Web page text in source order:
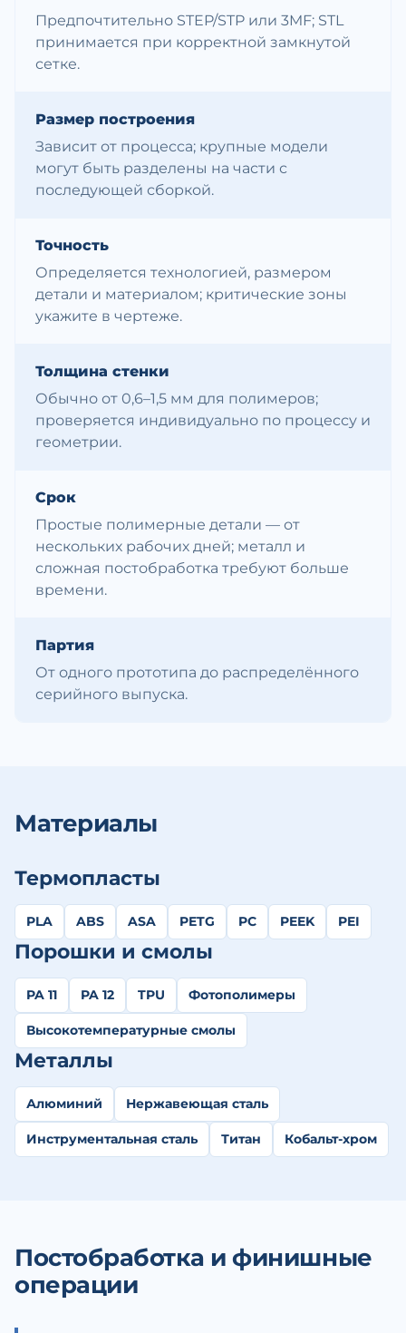
Предпочтительно STEP/STP или 3MF; STL
принимается при корректной замкнутой
сетке.
Размер построения
Зависит от процесса; крупные модели
могут быть разделены на части с
последующей сборкой.
Точность
Определяется технологией, размером
детали и материалом; критические зоны
укажите в чертеже.
Толщина стенки
Обычно от 0,6–1,5 мм для полимеров;
проверяется индивидуально по процессу и
геометрии.
Срок
Простые полимерные детали — от
нескольких рабочих дней; металл и
сложная постобработка требуют больше
времени.
Партия
От одного прототипа до распределённого
серийного выпуска.
Материалы
Термопласты
PLA ABS ASA PETG PC PEEK PEI
Порошки и смолы
PA 11 PA 12 TPU Фотополимеры
Высокотемпературные смолы
Металлы
Алюминий Нержавеющая сталь
Инструментальная сталь Титан Кобальт-хром
Постобработка и финишные
операции